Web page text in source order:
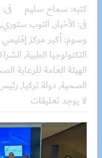
كتبه: سماح سليم فى:
فى: الأخبار, التوب ستوري,
وسوم:أكبر مركز
التكنولوجيا الطبية,
الهيئة العامة للرعاية
الصحية, دولة تركيا,
لا يوجد تعليقات